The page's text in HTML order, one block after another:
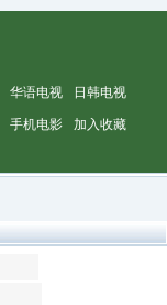
华语电视 日韩电视
手机电影 加入收藏